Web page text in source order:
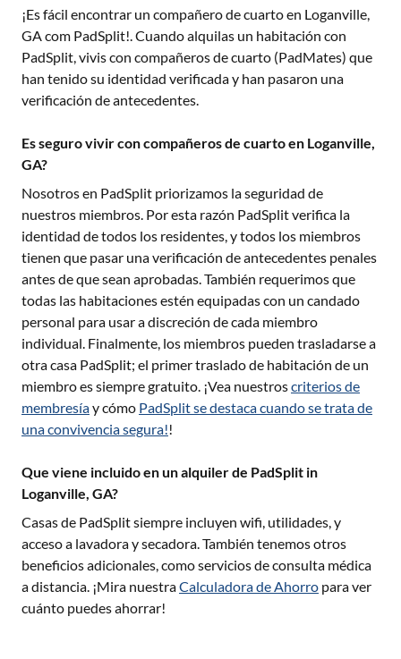
¡Es fácil encontrar un compañero de cuarto en Loganville,
GAcom PadSplit!. Cuando alquilas un habitación con
PadSplit, vivis con compañeros de cuarto (PadMates) que
han tenido su identidad verificada y han pasaron una
verificación de antecedentes.
Es seguro vivir con compañeros de cuarto en Loganville,
GA?
Nosotros en PadSplit priorizamos la seguridad de
nuestros miembros. Por esta razón PadSplit verifica la
identidad de todos los residentes, y todos los miembros
tienen que pasar una verificación de antecedentes penales
antes de que sean aprobadas. También requerimos que
todas las habitaciones estén equipadas con un candado
personal para usar a discreción de cada miembro
individual. Finalmente, los miembros pueden trasladarse a
otra casa PadSplit; el primer traslado de habitación de un
miembro es siempre gratuito. ¡Vea nuestroscriterios de
membresíay cómo PadSplit se destaca cuando se trata de
una convivencia segura!!
Que viene incluido en un alquiler de PadSplit in
Loganville, GA?
Casas de PadSplit siempre incluyen wifi, utilidades, y
acceso a lavadora y secadora. También tenemos otros
beneficios adicionales, como servicios de consulta médica
a distancia. ¡Mira nuestraCalculadora de Ahorro para ver
cuánto puedes ahorrar!